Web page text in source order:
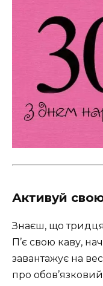
Активуй
Знаєш, що
П’є свою каву,
завантажує на
про обов’язковий